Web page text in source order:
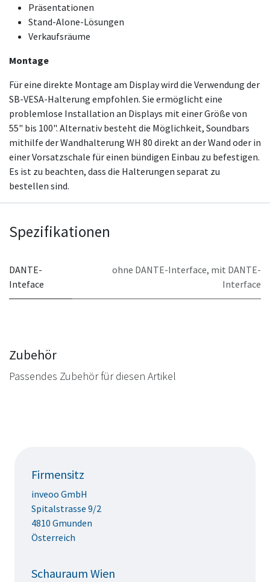
Präsentationen
Stand-Alone-Lösungen
Verkaufsräume
Montage
Für eine direkte Montage am Display wird die Verwendung der
SB-VESA-Halterung empfohlen. Sie ermöglicht eine
problemlose Installation an Displays mit einer Größe von
55" bis 100". Alternativ besteht die Möglichkeit, Soundbars
mithilfe der Wandhalterung WH 80 direkt an der Wand oder in
einer Vorsatzschale für einen bündigen Einbau zu befestigen.
Es ist zu beachten, dass die Halterungen separat zu
bestellen sind.
Spezifikationen
DANTE-
Inteface
ohne DANTE-Interface, mit DANTE-
Interface
Zubehör
Passendes Zubehör für diesen Artikel
Firmensitz
inveoo GmbH
Spitalstrasse 9/2
4810 Gmunden
Österreich
Schauraum Wien